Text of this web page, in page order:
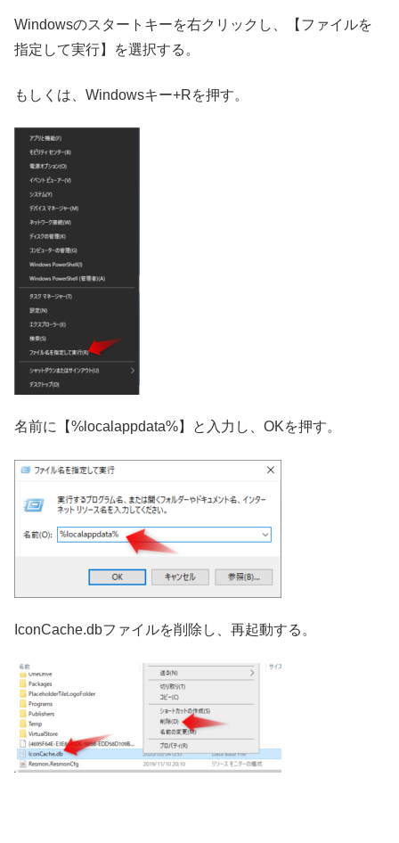
Windowsのスタートキーを右クリックし、【ファイルを
指定して実行】を選択する。
もしくは、Windowsキー+Rを押す。
名前に【%localappdata%】と入力し、OKを押す。
IconCache.dbファイルを削除し、再起動する。